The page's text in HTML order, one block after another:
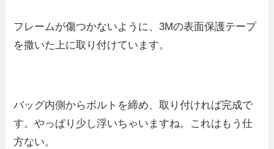
フレームが傷つかないように、3Mの表面保護テープ
を撒いた上に取り付けています。
バッグ内側からボルトを締め、取り付ければ完成で
す。やっぱり少し浮いちゃいますね。これはもう仕
方ない。